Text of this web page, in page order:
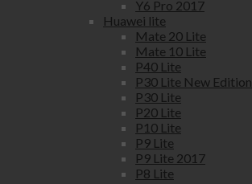
Y6 Pro 2017
Huawei lite
Mate 20 Lite
Mate 10 Lite
P40 Lite
P30 Lite New Edition
P30 Lite
P20 Lite
P10 Lite
P9 Lite
P9 Lite 2017
P8 Lite